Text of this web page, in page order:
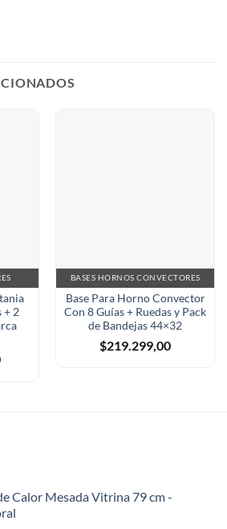
+ 2
BASES HORNOS CONVECTORES
Base Para Horno Convector
Con 8 Guías + Ruedas y Pack
de Bandejas 44×32
$219.299,00
Calor Mesada Vitrina 79 cm -